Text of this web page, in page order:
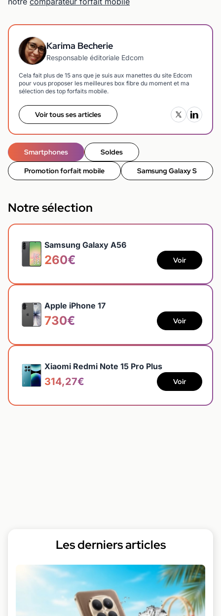
Karima Becherie
Responsable éditoriale Edcom
Cela fait plus de 15 ans que je suis aux manettes du site Edcom
pour vous proposer les meilleures box fibre du moment et ma
sélection des top forfaits mobile.
Voir tous ses articles
Smartphones Soldes
Promotion forfait mobile Samsung Galaxy S
Notre sélection
Samsung Galaxy A56
260€ Voir
Apple iPhone 17
730€ Voir
Xiaomi Redmi Note 15 Pro Plus
314,27€ Voir
Les derniers articles